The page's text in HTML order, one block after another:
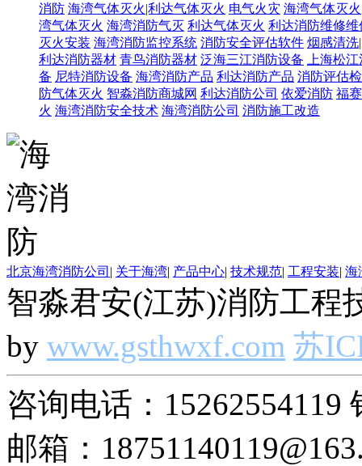
消防 海湾气体灭火|利达气体灭火 电气火灾 海湾气体灭
湾气体灭火 海湾消防气灭 利达气体灭火 利达消防维修维
灭火安装 海湾消防监控系统 消防安全评估软件 烟感清洗
利达消防器材 青鸟消防器材 泛海三江消防设备
上海松
备 尼特消防设备 海湾消防产品 利达消防产品 消防评估
防气体灭火 智淼消防商城网 利达消防公司 依爱消防 福
火 海湾消防安全技术 海湾消防公司 消防施工改造
北京海湾消防公司 | 关于海湾| 产品中心| 技术规范| 工程安装| 海
智淼君安(江苏)消防工程
by www.gsthwxf.com 苏
咨询电话：15262554119
邮箱：